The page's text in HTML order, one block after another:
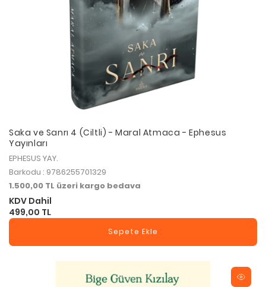
Saka ve Sanrı 4 (Ciltli) - Maral Atmaca - Ephesus
Yayınları
EPHESUS YAY.
Barkodu : 9786255701329
1.500,00 TL üzeri kargo bedava
KDV Dahil
499,00 TL
Sepete Ekle